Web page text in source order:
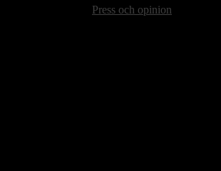
Press och opinion